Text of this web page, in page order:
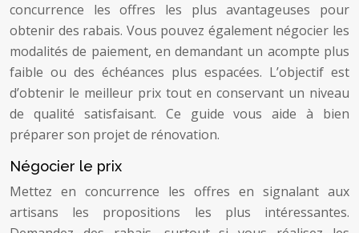
concurrence les offres les plus avantageuses pour
obtenir des rabais. Vous pouvez également négocier les
modalités de paiement, en demandant un acompte plus
faible ou des échéances plus espacées. L’objectif est
d’obtenir le meilleur prix tout en conservant un niveau
de qualité satisfaisant. Ce guide vous aide à bien
préparer son projet de rénovation.
Négocier le prix
Mettez en concurrence les offres en signalant aux
artisans les propositions les plus intéressantes.